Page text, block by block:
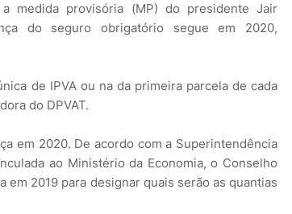
medida provisória (MP) do presidente Jair
do seguro obrigatório segue em 2020,
de IPVA ou na da primeira parcela de cada
do DPVAT.
em 2020. De acordo com a Superintendência
ao Ministério da Economia, o Conselho
em 2019 para designar quais serão as quantias